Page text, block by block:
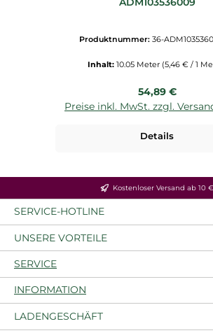
Produktnummer: 36-
Inhalt: 10.05 Meter (5,46 € / 1
Regulärer Preis:
54,89 €
Preise inkl. MwSt. zzgl.
Details
Kostenloser Versand ab 10 €
SERVICE-HOTLINE
UNSERE VORTEILE
SERVICE
INFORMATION
LADENGESCHÄFT